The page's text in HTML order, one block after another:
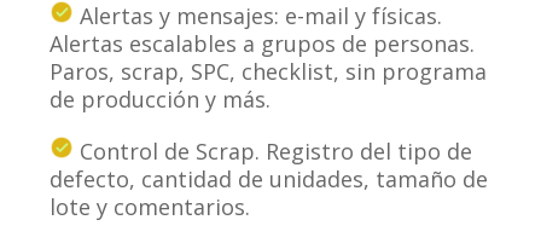
Alertas y mensajes: e-mail y físicas.
Alertas escalables a grupos de personas.
Paros, scrap, SPC, checklist, sin programa
de producción y más.
Control de Scrap. Registro del tipo de
defecto, cantidad de unidades, tamaño de
lote y comentarios.